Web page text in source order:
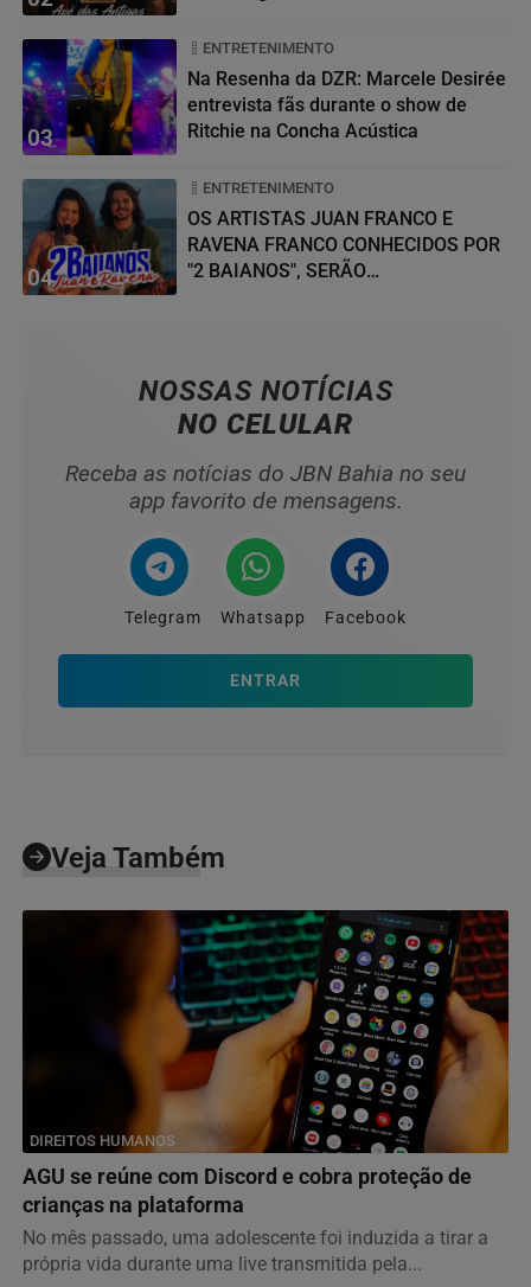
03
ENTRETENIMENTO
Na Resenha da DZR: Marcele Desirée
entrevista fãs durante o show de
Ritchie na Concha Acústica
04
ENTRETENIMENTO
OS ARTISTAS JUAN FRANCO E
RAVENA FRANCO CONHECIDOS POR
"2 BAIANOS", SERÃO
NOSSAS NOTÍCIAS
NO CELULAR
Receba as notícias do JBN Bahia no seu
app favorito de mensagens.
Telegram Whatsapp Facebook
ENTRAR
Veja Também
DIREITOS HUMANOS
AGU se reúne com Discord e cobra proteção de
crianças na plataforma
No mês passado, uma adolescente foi induzida a tirar a
própria vida durante uma live transmitida pela...